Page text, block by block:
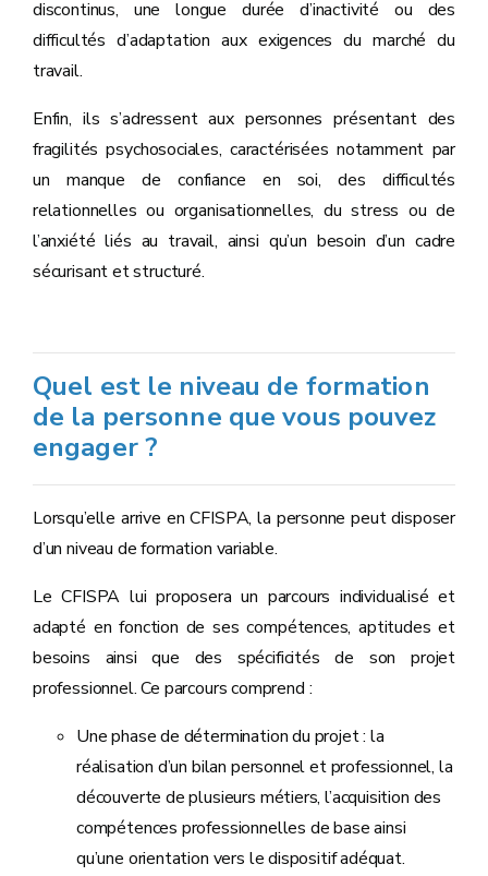
discontinus, une longue durée d’inactivité ou des
difficultés d’adaptation aux exigences du marché du
travail.
Enfin, ils s’adressent aux personnes présentant des
fragilités psychosociales, caractérisées notamment par
un manque de confiance en soi, des difficultés
relationnelles ou organisationnelles, du stress ou de
l’anxiété liés au travail, ainsi qu’un besoin d’un cadre
sécurisant et structuré.
Quel est le niveau de formation
de la personne que vous pouvez
engager ?
Lorsqu’elle arrive en CFISPA, la personne peut disposer
d’un niveau de formation variable.
Le CFISPA lui proposera un parcours individualisé et
adapté en fonction de ses compétences, aptitudes et
besoins ainsi que des spécificités de son projet
professionnel. Ce parcours comprend :
Une phase de détermination du projet : la
réalisation d’un bilan personnel et professionnel, la
découverte de plusieurs métiers, l’acquisition des
compétences professionnelles de base ainsi
qu’une orientation vers le dispositif adéquat.